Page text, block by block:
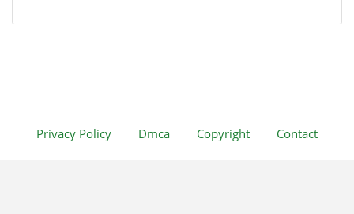
Privacy Policy Dmca Copyright Contact